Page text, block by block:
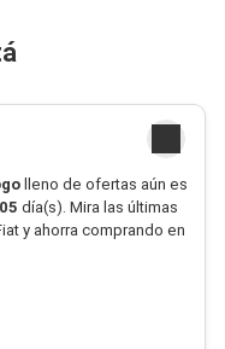
lleno de ofertas aún es
día(s). Mira las últimas
y ahorra comprando en